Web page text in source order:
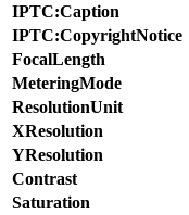
IPTC:Caption
IPTC:CopyrightNotice
FocalLength
MeteringMode
ResolutionUnit
XResolution
YResolution
Contrast
Saturation